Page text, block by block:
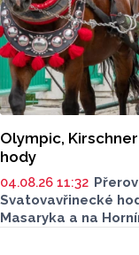
Olympic,
hody
04.08.26 11:32
Svatovavřinecké
Masaryka a na